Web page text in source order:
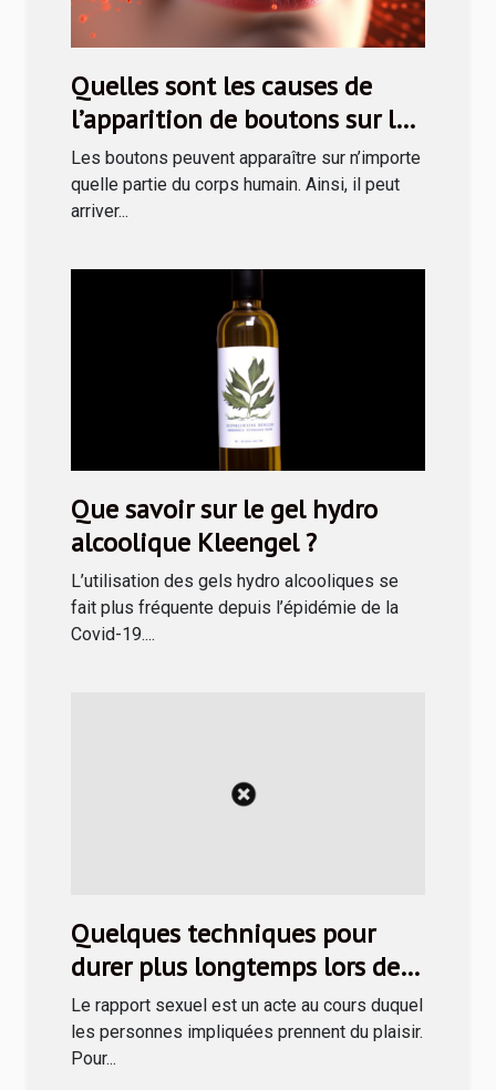
Quelles sont les causes de
l’apparition de boutons sur la
langue ?
Les boutons peuvent apparaître sur n’importe
quelle partie du corps humain. Ainsi, il peut
arriver...
Que savoir sur le gel hydro
alcoolique Kleengel ?
L’utilisation des gels hydro alcooliques se
fait plus fréquente depuis l’épidémie de la
Covid-19....
Quelques techniques pour
durer plus longtemps lors des
rapports sexuels
Le rapport sexuel est un acte au cours duquel
les personnes impliquées prennent du plaisir.
Pour...